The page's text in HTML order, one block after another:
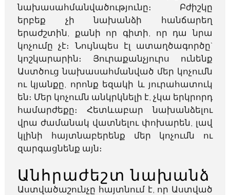
նախասահմանվածությունը։ Բժիշկը
երբեք չի նախանձի հանճարեղ
երաժշտին, քանի որ գիտի, որ դա նրա
կոչումը չէ։ Նույնպես էլ ատաղծագործը`
կոշկարարին։ Յուրաքանչյուրս ունենք
Աստծուց նախասահմանված մեր կոչումն
ու կյանքը, որոնք եզակի և յուրահատուկ
են։ Մեր կոչումն անկրկնելի է, չկա երկրորդ
համարժեքը։ Հետևաբար նախանձելու
վրա ժամանակ վատնելու փոխարեն, լավ
կլինի հայտնաբերենք մեր կոչումն ու
զարգացնենք այն։
Անհրաժեշտ նախանձ
Աստվածաշունչը հայտնում է, որ Աստված